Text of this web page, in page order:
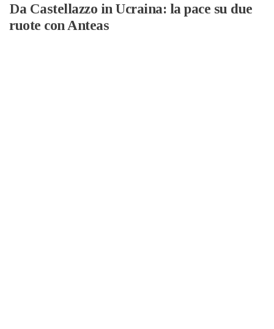
Da Castellazzo in Ucraina: la pace su due
ruote con Anteas